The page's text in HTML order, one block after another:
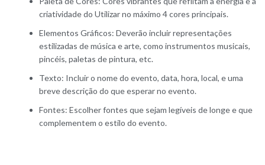
criatividade do Utilizar no máximo 4 cores principais.
Elementos Gráficos: Deverão incluir representações
estilizadas de música e arte, como instrumentos musicais,
pincéis, paletas de pintura, etc.
Texto: Incluir o nome do evento, data, hora, local, e uma
breve descrição do que esperar no evento.
Fontes: Escolher fontes que sejam legíveis de longe e que
complementem o estilo do evento.